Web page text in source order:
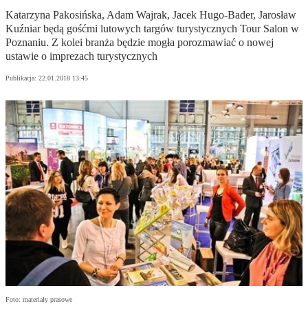
Katarzyna Pakosińska, Adam Wajrak, Jacek Hugo-Bader, Jarosław
Kuźniar będą gośćmi lutowych targów turystycznych Tour Salon w
Poznaniu. Z kolei branża będzie mogła porozmawiać o nowej
ustawie o imprezach turystycznych
Publikacja: 22.01.2018 13:45
Foto: materiały prasowe